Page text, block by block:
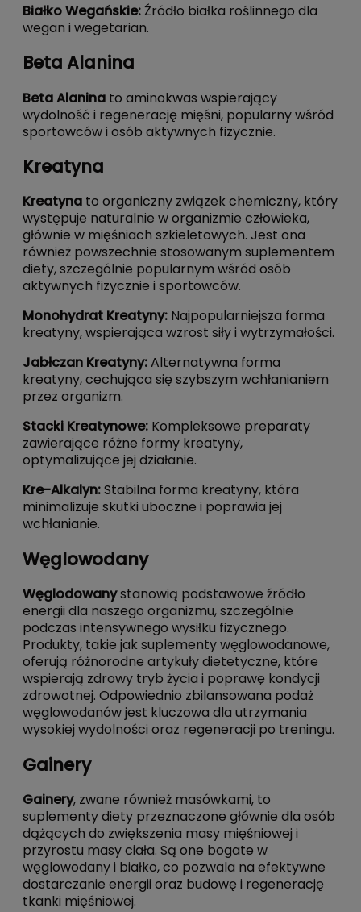
Białko Wegańskie:Źródło białka roślinnego dla
wegan i wegetarian.
Beta Alanina
Beta Alanina to aminokwas wspierający
wydolność i regenerację mięśni, popularny wśród
sportowców i osób aktywnych fizycznie.
Kreatyna
Kreatyna to organiczny związek chemiczny, który
występuje naturalnie w organizmie człowieka,
głównie w mięśniach szkieletowych. Jest ona
również powszechnie stosowanym suplementem
diety, szczególnie popularnym wśród osób
aktywnych fizycznie i sportowców.
Monohydrat Kreatyny: Najpopularniejsza forma
kreatyny, wspierająca wzrost siły i wytrzymałości.
Jabłczan Kreatyny:Alternatywna forma
kreatyny, cechująca się szybszym wchłanianiem
przez organizm.
Stacki Kreatynowe: Kompleksowe preparaty
zawierające różne formy kreatyny,
optymalizujące jej działanie.
Kre-Alkalyn:Stabilna forma kreatyny, która
minimalizuje skutki uboczne i poprawia jej
wchłanianie.
Węglowodany
Węglodowanystanowią podstawowe źródło
energii dla naszego organizmu, szczególnie
podczas intensywnego wysiłku fizycznego.
Produkty, takie jak suplementy węglowodanowe,
oferują różnorodne artykuły dietetyczne, które
wspierają zdrowy tryb życia i poprawę kondycji
zdrowotnej. Odpowiednio zbilansowana podaż
węglowodanów jest kluczowa dla utrzymania
wysokiej wydolności oraz regeneracji po treningu.
Gainery
Gainery, zwane również masówkami, to
suplementy diety przeznaczone głównie dla osób
dążących do zwiększenia masy mięśniowej i
przyrostu masy ciała. Są one bogate w
węglowodany i białko, co pozwala na efektywne
dostarczanie energii oraz budowę i regenerację
tkanki mięśniowej.